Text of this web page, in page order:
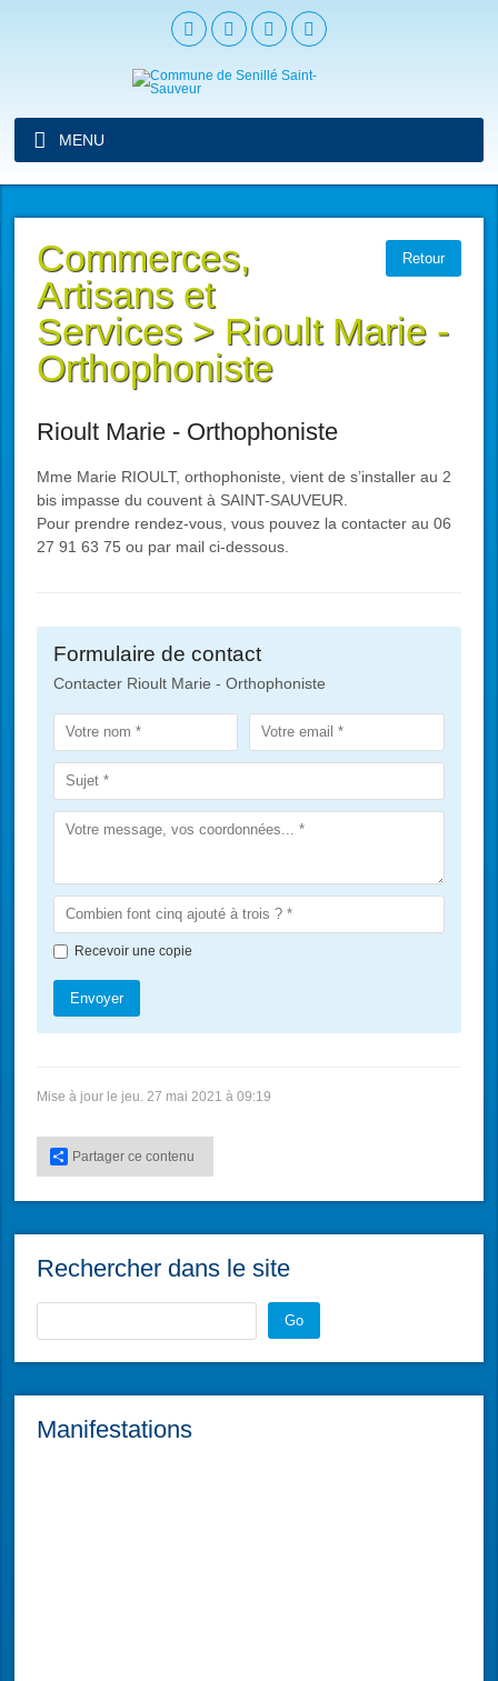
MENU
Retour
Commerces,
Artisans et
Services > Rioult Marie -
Orthophoniste
Rioult Marie - Orthophoniste
Mme Marie RIOULT, orthophoniste, vient de s’installer au 2
bis impasse du couvent à SAINT-SAUVEUR.
Pour prendre rendez-vous, vous pouvez la contacter au 06
27 91 63 75 ou par mail ci-dessous.
Formulaire de contact
Contacter Rioult Marie - Orthophoniste
Recevoir une copie
Envoyer
Mise à jour le jeu. 27 mai 2021 à 09:19
Partager ce contenu
Rechercher dans le site
Go
Manifestations